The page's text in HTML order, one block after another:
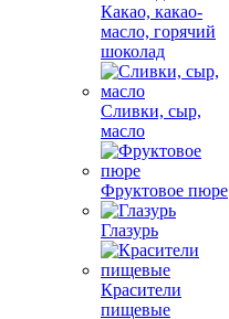
Какао, какао-
масло, горячий
шоколад
Сливки, сыр,
масло
Фруктовое пюре
Глазурь
Красители
пищевые